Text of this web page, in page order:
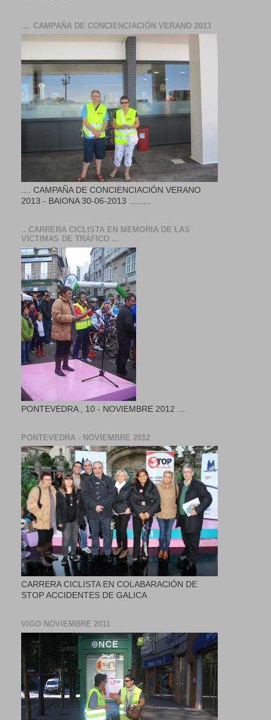
.... CAMPAÑA DE CONCIENCIACIÓN VERANO 2013
.... CAMPAÑA DE CONCIENCIACIÓN VERANO
2013 - BAIONA 30-06-2013 .........
.. CARRERA CICLISTA EN MEMORIA DE LAS
VÍCTIMAS DE TRÁFICO ...
PONTEVEDRA , 10 - NOVIEMBRE 2012 ....
PONTEVEDRA - NOVIEMBRE 2012
CARRERA CICLISTA EN COLABARACIÓN DE
STOP ACCIDENTES DE GALICA
VIGO NOVIEMBRE 2011